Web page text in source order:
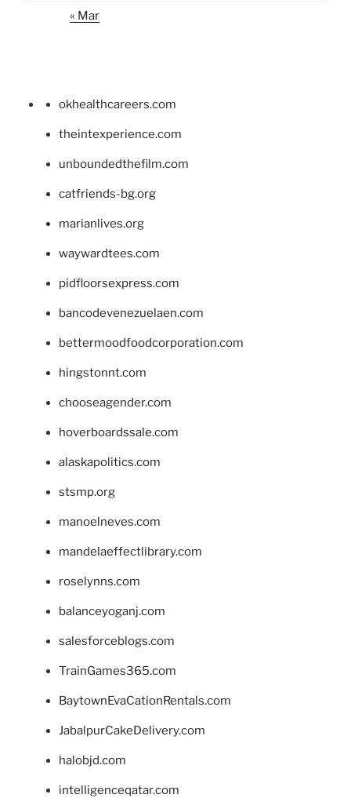
« Mar
okhealthcareers.com
theintexperience.com
unboundedthefilm.com
catfriends-bg.org
marianlives.org
waywardtees.com
pidfloorsexpress.com
bancodevenezuelaen.com
bettermoodfoodcorporation.com
hingstonnt.com
chooseagender.com
hoverboardssale.com
alaskapolitics.com
stsmp.org
manoelneves.com
mandelaeffectlibrary.com
roselynns.com
balanceyoganj.com
salesforceblogs.com
TrainGames365.com
BaytownEvaCationRentals.com
JabalpurCakeDelivery.com
halobjd.com
intelligenceqatar.com